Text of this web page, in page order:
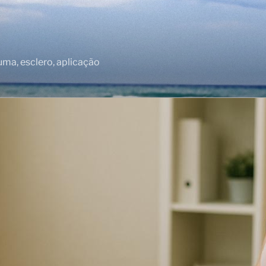
esclero, aplicação